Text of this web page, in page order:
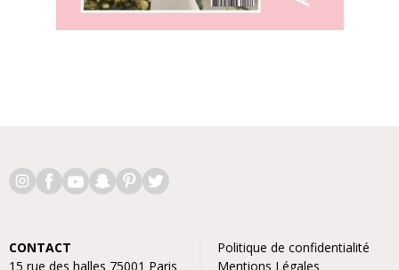
CONTACT
15 rue des halles 75001 Paris
Politique de confidentialité
Mentions Légales